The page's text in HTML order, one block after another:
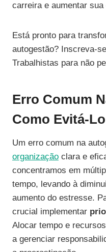
carreira e aumentar
Está pronto para
autogestão? Inscreva-
Trabalhistas para não
Erro Comum
Como Evitá-Lo
Um erro comum na
organização clara e
concentramos em
tempo, levando à
aumento do estresse.
crucial implementar
Alocar tempo e
a gerenciar